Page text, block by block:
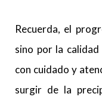
Recuerda, el
sino por la calidad
con cuidado y
surgir de la